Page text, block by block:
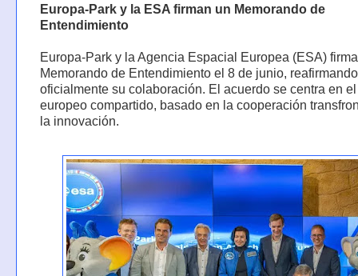
Europa-Park y la ESA firman un Memorando de
Entendimiento
Europa-Park y la Agencia Espacial Europea (ESA)
Memorando de Entendimiento el 8 de junio, reafirmando
oficialmente su colaboración. El acuerdo se centra en
europeo compartido, basado en la cooperación
la innovación.